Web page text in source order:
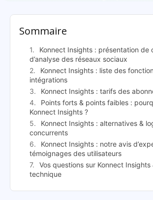
Sommaire
Konnect Insights : présentation de
d’analyse des réseaux sociaux
Konnect Insights : liste des
intégrations
Konnect Insights : tarifs des
Points forts & points faibles :
Konnect Insights ?
Konnect Insights : alternatives &
concurrents
Konnect Insights : notre avis
témoignages des utilisateurs
Vos questions sur Konnect Insights
technique